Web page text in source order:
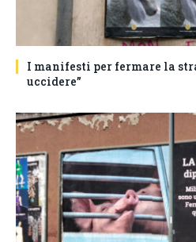
I manifesti per fermare la
uccidere”